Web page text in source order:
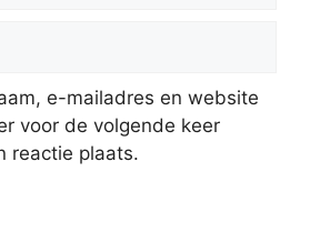
e-mailadres en website
voor de volgende keer
reactie plaats.